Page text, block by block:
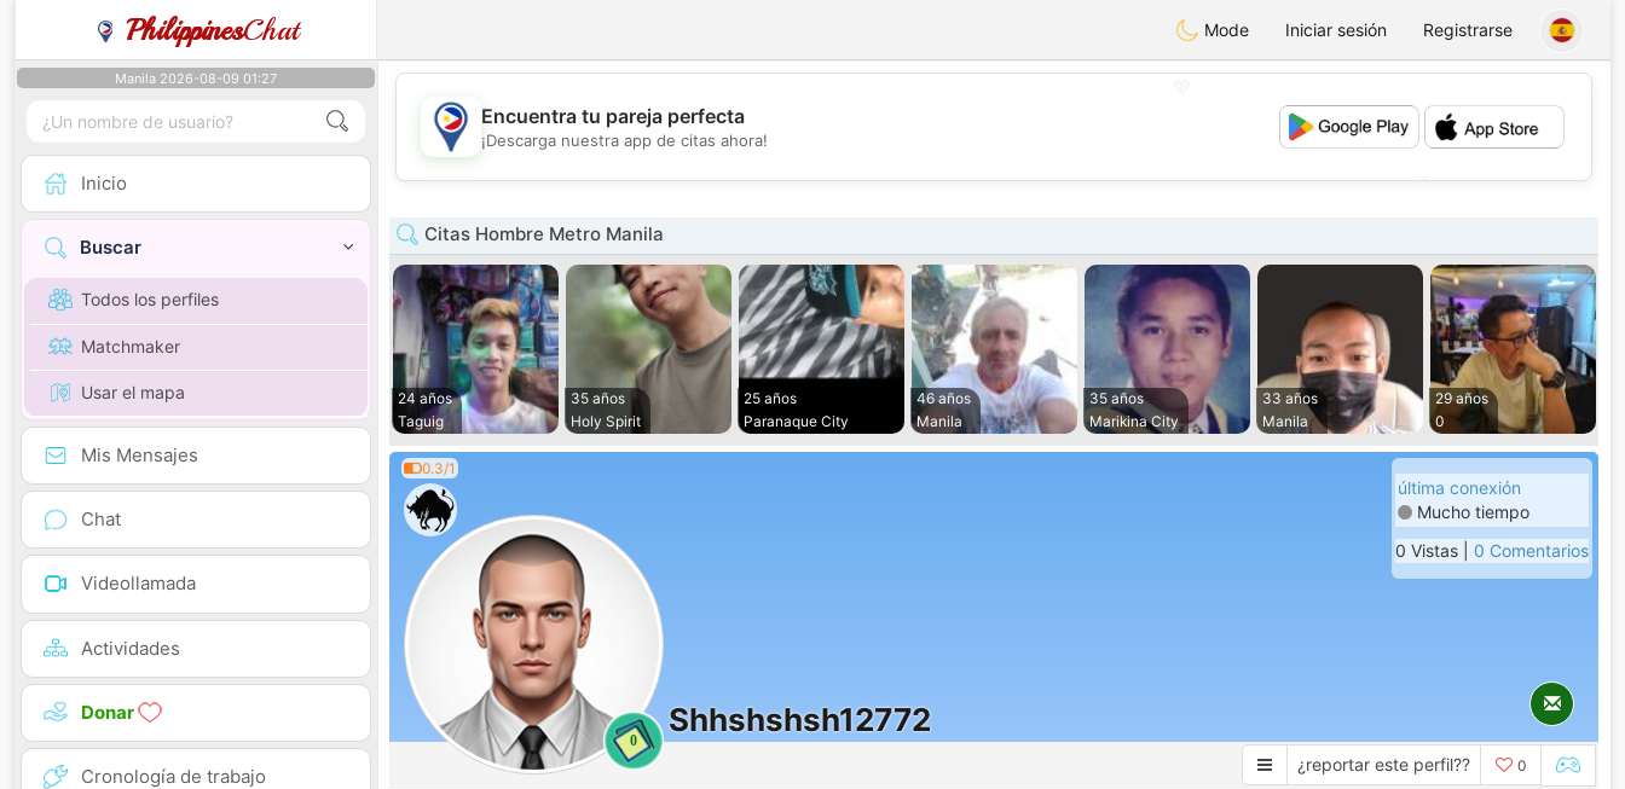
PhilippinesChat Mode Iniciar sesión Registrarse
Manila 2026-08-09 01:27
Inicio
Buscar
Todos los perfiles
Matchmaker
Usar el mapa
Mis Mensajes
Chat
Videollamada
Actividades
Donar
Cronología de trabajo
💕
Encuentra tu pareja perfecta
¡Descarga nuestra app de citas ahora!
Citas Hombre Metro Manila
24 años
Taguig
35 años
Holy Spirit
25 años
Paranaque City
46 años
Manila
35 años
Marikina City
33 años
Manila
29 años
0
0.3/1
0
Shhshshsh12772
última conexión
Mucho tiempo
0 Vistas | 0 Comentarios
¿reportar este perfil?? 0